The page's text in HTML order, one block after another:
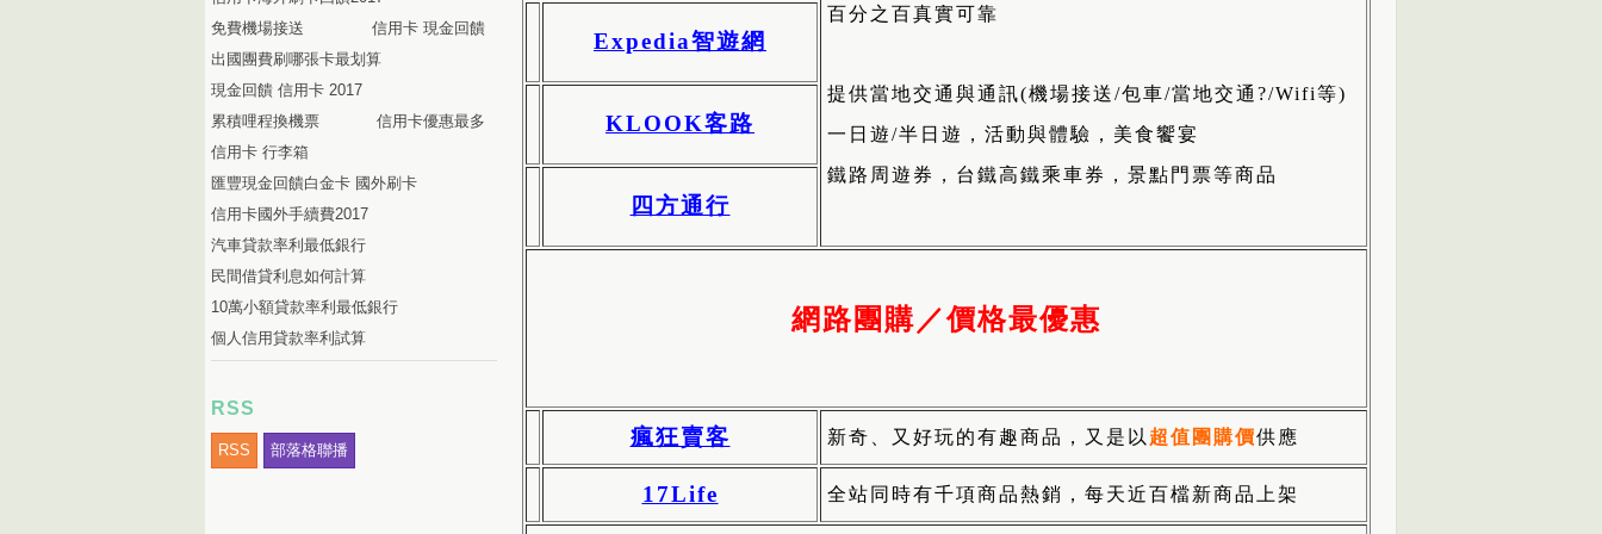
百分之百真實可靠
提供當地交通與通訊(機場接送/包車/當地交通?/Wifi等)
一日遊/半日遊，活動與體驗，美食饗宴
鐵路周遊券，台鐵高鐵乘車券，景點門票等商品
Expedia智遊網
KLOOK客路
四方通行
網路團購／價格最優惠
瘋狂賣客 新奇、又好玩的有趣商品，又是以 超值團購價供應
17Life 全站同時有千項商品熱銷，每天近百檔新商品上架
免費機場接送
信用卡 現金回饋
出國團費刷哪張卡最划算
現金回饋 信用卡 2017
累積哩程換機票
信用卡優惠最多
信用卡 行李箱
匯豐現金回饋白金卡 國外刷卡
信用卡國外手續費2017
汽車貸款率利最低銀行
民間借貸利息如何計算
10萬小額貸款率利最低銀行
個人信用貸款率利試算
RSS
RSS 部落格聯播